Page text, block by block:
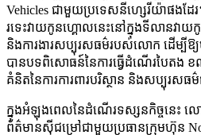
Vehicles ជាមួយប្រទេសនីហ្សេរីយ៉ាផងដែ
រទេះវាយកូនហ្គោលនេះនៅក្នុងទីលានវា
និងការងារសប្បុរសធម៌របស់លោក ដើម្បីឱ្
បានបទពិសោធន៍នៃការធ្វើដំណើរបៃត
គំនិតនៃការការពារបរិស្ថាន និងសប្បុរសធ
ក្នុងអំឡុងពេលនៃដំណើរទស្សនកិច្ចនេះ លោក
ព័ត៌មានស៊ីជម្រៅជាមួយប្រធានក្រុមហ៊ុន